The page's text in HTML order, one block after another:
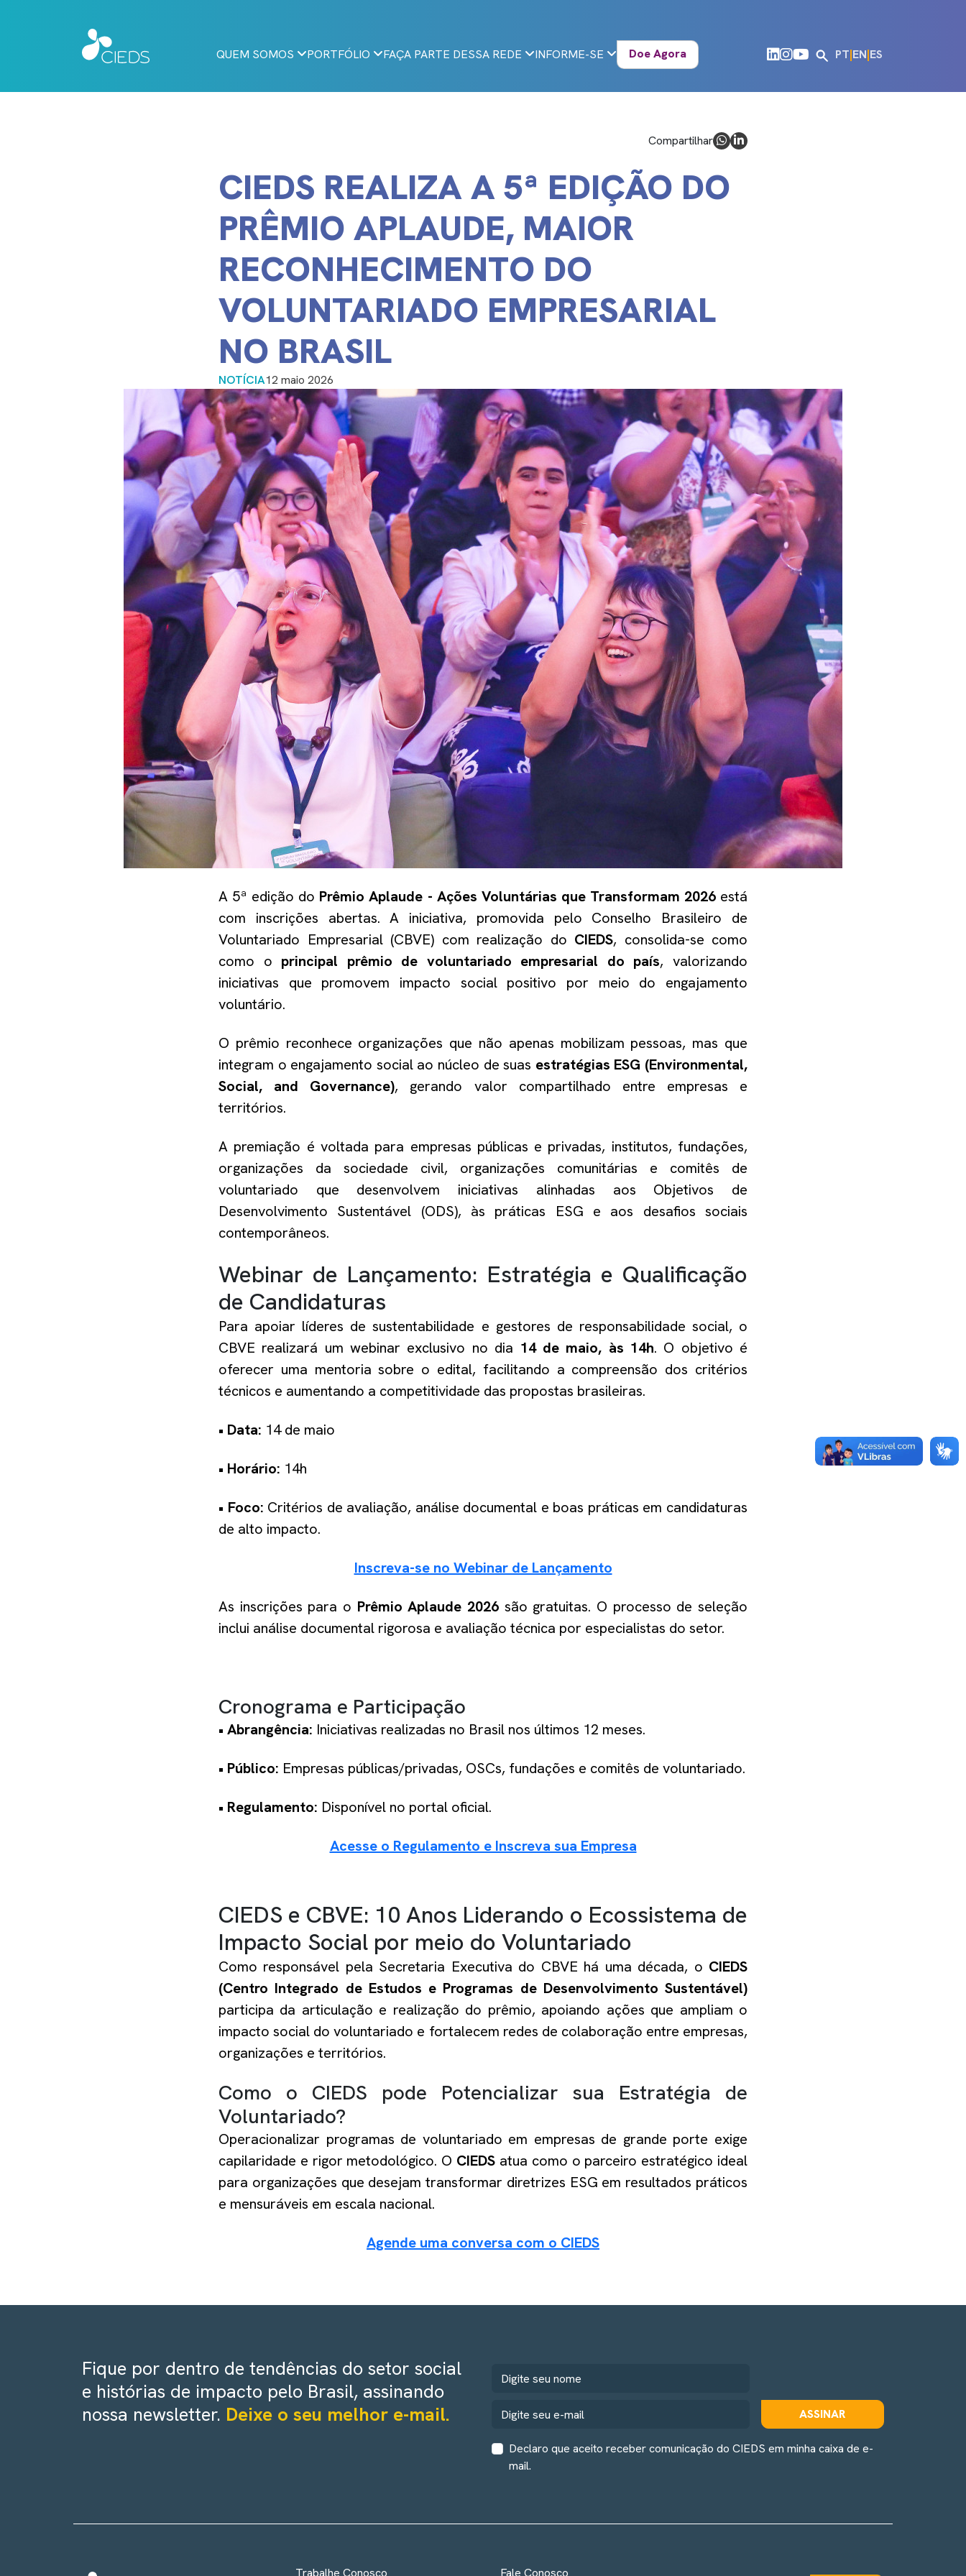
QUEM SOMOS PORTFÓLIO FAÇA PARTE DESSA REDE INFORME-SE Doe Agora PT|EN|ES
Compartilhar
CIEDS REALIZA A 5ª EDIÇÃO DO
PRÊMIO APLAUDE, MAIOR
RECONHECIMENTO DO
VOLUNTARIADO EMPRESARIAL
NO BRASIL
NOTÍCIA12 maio 2026
A 5ª edição do Prêmio Aplaude - Ações Voluntárias que Transformam 2026está
com inscrições abertas. A iniciativa, promovida pelo Conselho Brasileiro de
Voluntariado Empresarial (CBVE) com realização do CIEDS, consolida-se como
como o principal prêmio de voluntariado empresarial do país, valorizando
iniciativas que promovem impacto social positivo por meio do engajamento
voluntário.
O prêmio reconhece organizações que não apenas mobilizam pessoas, mas que
integram o engajamento social ao núcleo de suas estratégias ESG (Environmental,
Social, and Governance), gerando valor compartilhado entre empresas e
territórios.
A premiação é voltada para empresas públicas e privadas, institutos, fundações,
organizações da sociedade civil, organizações comunitárias e comitês de
voluntariado que desenvolvem iniciativas alinhadas aos Objetivos de
Desenvolvimento Sustentável (ODS), às práticas ESG e aos desafios sociais
contemporâneos.
Webinar de Lançamento: Estratégia e Qualificação
de Candidaturas
Para apoiar líderes de sustentabilidade e gestores de responsabilidade social, o
CBVE realizará um webinar exclusivo no dia 14 de maio, às 14h. O objetivo é
oferecer uma mentoria sobre o edital, facilitando a compreensão dos critérios
técnicos e aumentando a competitividade das propostas brasileiras.
• Data: 14 de maio
• Horário: 14h
• Foco: Critérios de avaliação, análise documental e boas práticas em candidaturas
de alto impacto.
Inscreva-se no Webinar de Lançamento
As inscrições para o Prêmio Aplaude 2026 são gratuitas. O processo de seleção
inclui análise documental rigorosa e avaliação técnica por especialistas do setor.
Cronograma e Participação
• Abrangência: Iniciativas realizadas no Brasil nos últimos 12 meses.
• Público: Empresas públicas/privadas, OSCs, fundações e comitês de voluntariado.
• Regulamento: Disponível no portal oficial.
Acesse o Regulamento e Inscreva sua Empresa
CIEDS e CBVE: 10 Anos Liderando o Ecossistema de
Impacto Social por meio do Voluntariado
Como responsável pela Secretaria Executiva do CBVE há uma década, o CIEDS
(Centro Integrado de Estudos e Programas de Desenvolvimento Sustentável)
participa da articulação e realização do prêmio, apoiando ações que ampliam o
impacto social do voluntariado e fortalecem redes de colaboração entre empresas,
organizações e territórios.
Como o CIEDS pode Potencializar sua Estratégia de
Voluntariado?
Operacionalizar programas de voluntariado em empresas de grande porte exige
capilaridade e rigor metodológico. O CIEDS atua como o parceiro estratégico ideal
para organizações que desejam transformar diretrizes ESG em resultados práticos
e mensuráveis em escala nacional.
Agende uma conversa com o CIEDS
Fique por dentro de tendências do setor social
e histórias de impacto pelo Brasil, assinando
nossa newsletter. Deixe o seu melhor e-mail. ASSINAR
Declaro que aceito receber comunicação do CIEDS em minha caixa de e-
mail.
Trabalhe Conosco Fale Conosco